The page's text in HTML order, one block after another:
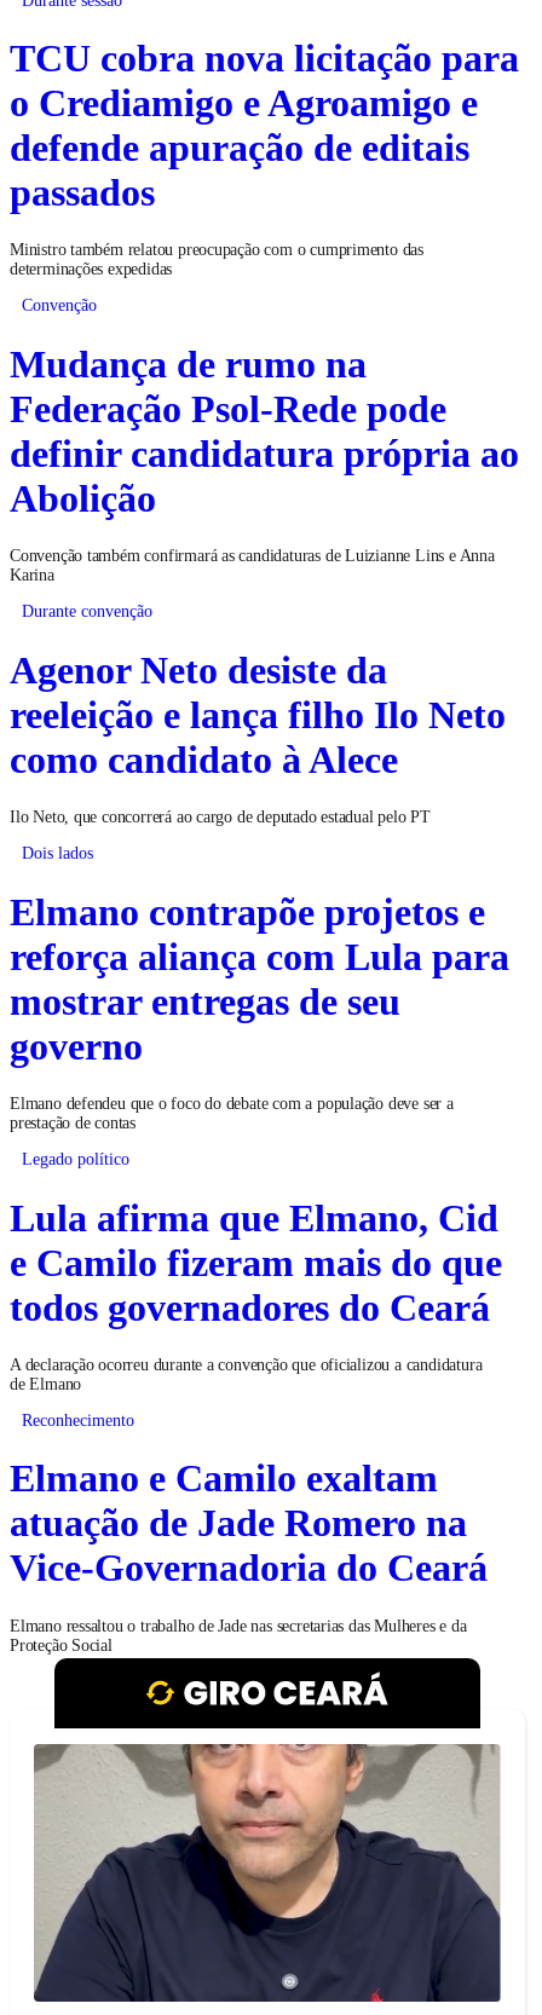
TCU cobra nova licitação para
o Crediamigo e Agroamigo e
defende apuração de editais
passados
Ministro também relatou preocupação com o cumprimento das
determinações expedidas
Convenção
Mudança de rumo na
Federação Psol-Rede pode
definir candidatura própria ao
Abolição
Convenção também confirmará as candidaturas de Luizianne Lins e Anna
Karina
Durante convenção
Agenor Neto desiste da
reeleição e lança filho Ilo Neto
como candidato à Alece
Ilo Neto, que concorrerá ao cargo de deputado estadual pelo PT
Dois lados
Elmano contrapõe projetos e
reforça aliança com Lula para
mostrar entregas de seu
governo
Elmano defendeu que o foco do debate com a população deve ser a
prestação de contas
Legado político
Lula afirma que Elmano, Cid
e Camilo fizeram mais do que
todos governadores do Ceará
A declaração ocorreu durante a convenção que oficializou a candidatura
de Elmano
Reconhecimento
Elmano e Camilo exaltam
atuação de Jade Romero na
Vice-Governadoria do Ceará
Elmano ressaltou o trabalho de Jade nas secretarias das Mulheres e da
Proteção Social